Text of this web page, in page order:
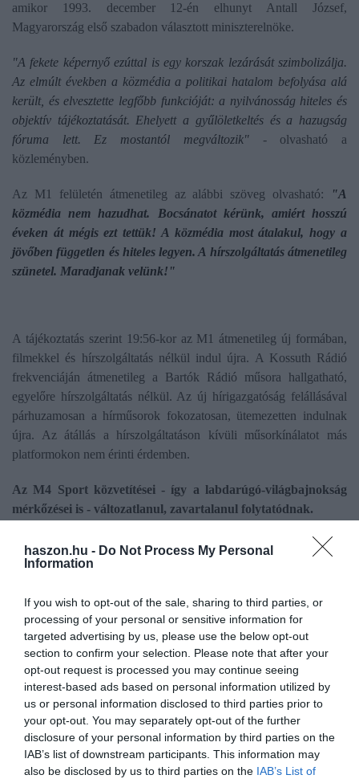
haszon.hu - Do Not Process My Personal
Information
If you wish to opt-out of the sale, sharing to third parties, or
processing of your personal or sensitive information for
targeted advertising by us, please use the below opt-out
section to confirm your selection. Please note that after your
opt-out request is processed you may continue seeing
interest-based ads based on personal information utilized by
us or personal information disclosed to third parties prior to
your opt-out. You may separately opt-out of the further
disclosure of your personal information by third parties on the
IAB’s list of downstream participants. This information may
also be disclosed by us to third parties on the IAB’s List of
amikor 1993. december 12-én elhunyt Antall József,
Magyarország első szabadon választott miniszterelnöke.
"A fekete képernyő ezúttal is egy korszak lezárását szimbolizálja.
Az elmúlt években a közmédia a politikai hatalom befolyása alá
került, és elvesztette legfőbb funkcióját: a nyilvánosság hiteles és
objektív tájékoztatását. Ehelyett a gyűlöletkeltés és a hazugság
fóruma lett. Ez mostantól megváltozik" - olvasható a
közleményben.
Az M1 felületén átmenetileg az alábbi szöveg olvasható:
"A
közmédia nem hazudhat. Bocsánatot kérünk, amiért hosszú
éveken át mégis ezt tettük! A közmédia most átalakul, hogy a
jövőben független és hiteles legyen. A hírszolgáltatás átmenetileg
szünetel. Maradjanak velünk!"
A tájékoztatás szerint 19:56-kor az M1 átmenetileg új formában,
filmekkel és hírszolgáltatás nélkül indul újra. A Kossuth Rádió
frekvenciáján átmenetileg a Bartók Rádió műsora hallgatható,
egyelőre hírszolgáltatás nélkül. Az új hírigazgatóság felállásával
párhuzamosan a hírműsorok fokozatosan, ütemezetten indulnak
újra. Az átállás a hírszolgáltatáson kívüli műsorkínálatot más
platformokon nem érinti érdemben.
Az M4 Sport közvetítései - így a labdarúgó-világbajnokság
mérkőzései is - változatlanul, zavartalanul folytatódnak.